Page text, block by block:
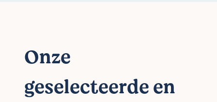
Onze
geselecteerde en